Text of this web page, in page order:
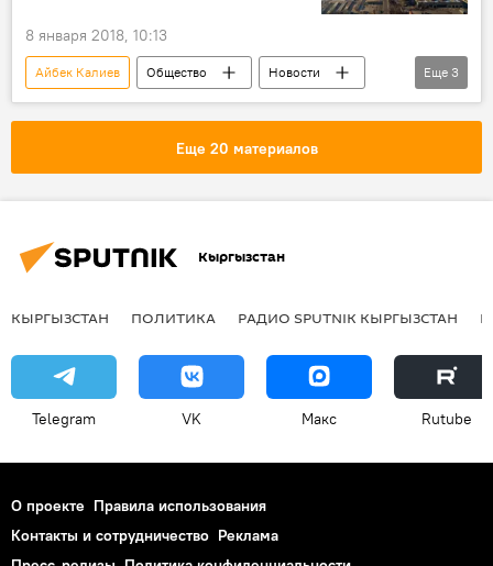
8 января 2018, 10:13
Айбек Калиев Общество
Новости
Кыргызстан
Сапар Исаков
Еще 3
Еще 20 материалов
Кыргызстан
КЫРГЫЗСТАН ПОЛИТИКА РАДИО SPUTNIK КЫРГЫЗСТАН
Telegram VK Макс Rutube
О проекте Правила использования
Контакты и сотрудничество Реклама